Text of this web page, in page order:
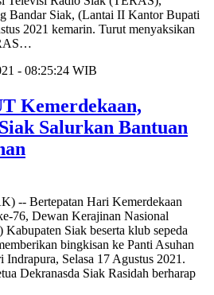
Bandar Siak, (Lantai II Kantor Bupati
2021 kemarin. Turut menyaksikan
- 08:25:24 WIB
Kemerdekaan,
Salurkan Bantuan
-- Bertepatan Hari Kemerdekaan
76, Dewan Kerajinan Nasional
Kabupaten Siak beserta klub sepeda
bingkisan ke Panti Asuhan
Selasa 17 Agustus 2021.
Dekranasda Siak Rasidah berharap